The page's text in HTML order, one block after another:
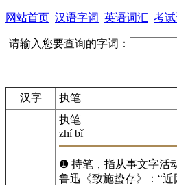
网站首页 汉语字词 英语词汇 考
请输入您要查询的字词：
汉字 执笔
执笔
zhí bǐ
❶ 持笔，指从事文字活
鲁迅《致施蛰存》：“